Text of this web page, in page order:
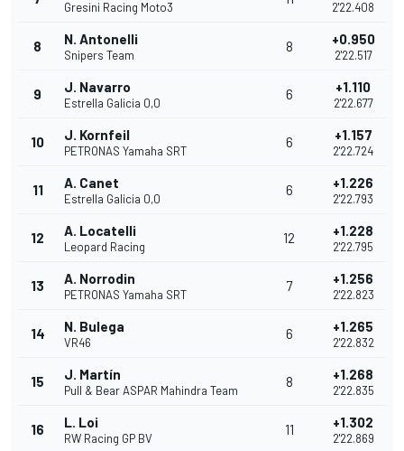
Gresini Racing Moto3 2'22.408
8 N. Antonelli
Snipers Team
8 +0.950
2'22.517
9 J. Navarro
Estrella Galicia 0,0
6 +1.110
2'22.677
10 J. Kornfeil
PETRONAS Yamaha SRT
6 +1.157
2'22.724
11 A. Canet
Estrella Galicia 0,0
6 +1.226
2'22.793
12 A. Locatelli
Leopard Racing
12 +1.228
2'22.795
13 A. Norrodin
PETRONAS Yamaha SRT
7 +1.256
2'22.823
14 N. Bulega
VR46
6 +1.265
2'22.832
15 J. Martín
Pull & Bear ASPAR Mahindra Team
8 +1.268
2'22.835
16 L. Loi
RW Racing GP BV
11 +1.302
2'22.869